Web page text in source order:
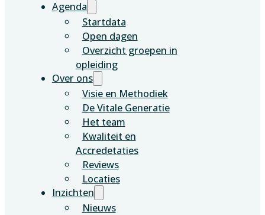
Agenda
Startdata
Open dagen
Overzicht groepen in
opleiding
Over ons
Visie en Methodiek
De Vitale Generatie
Het team
Kwaliteit en
Accredetaties
Reviews
Locaties
Inzichten
Nieuws